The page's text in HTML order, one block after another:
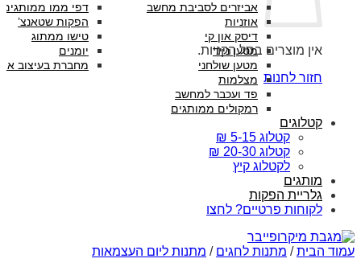
אין מוצרים בסל הקניות.
חזור לחנות
אביזרים לסביבת מחשב
אוזניות
דיסק און קי
מטען נייד
מטען שולחני
מצלמות
פד ועכבר למחשב
רמקולים ממותגים
דפי ממו ממותגים
הפקות שטאנצ’
טישו ממתוג
יומנים
מחברת בעיצוב
קטלוגים
קטלוג 5-15 ₪
קטלוג 20-30 ₪
לקטלוג קיץ
מותגים
גלריית הפקות
לקוחות פרטיים? לחצו
עמוד הבית / מתנות לחגים / מתנות ליום העצמאות